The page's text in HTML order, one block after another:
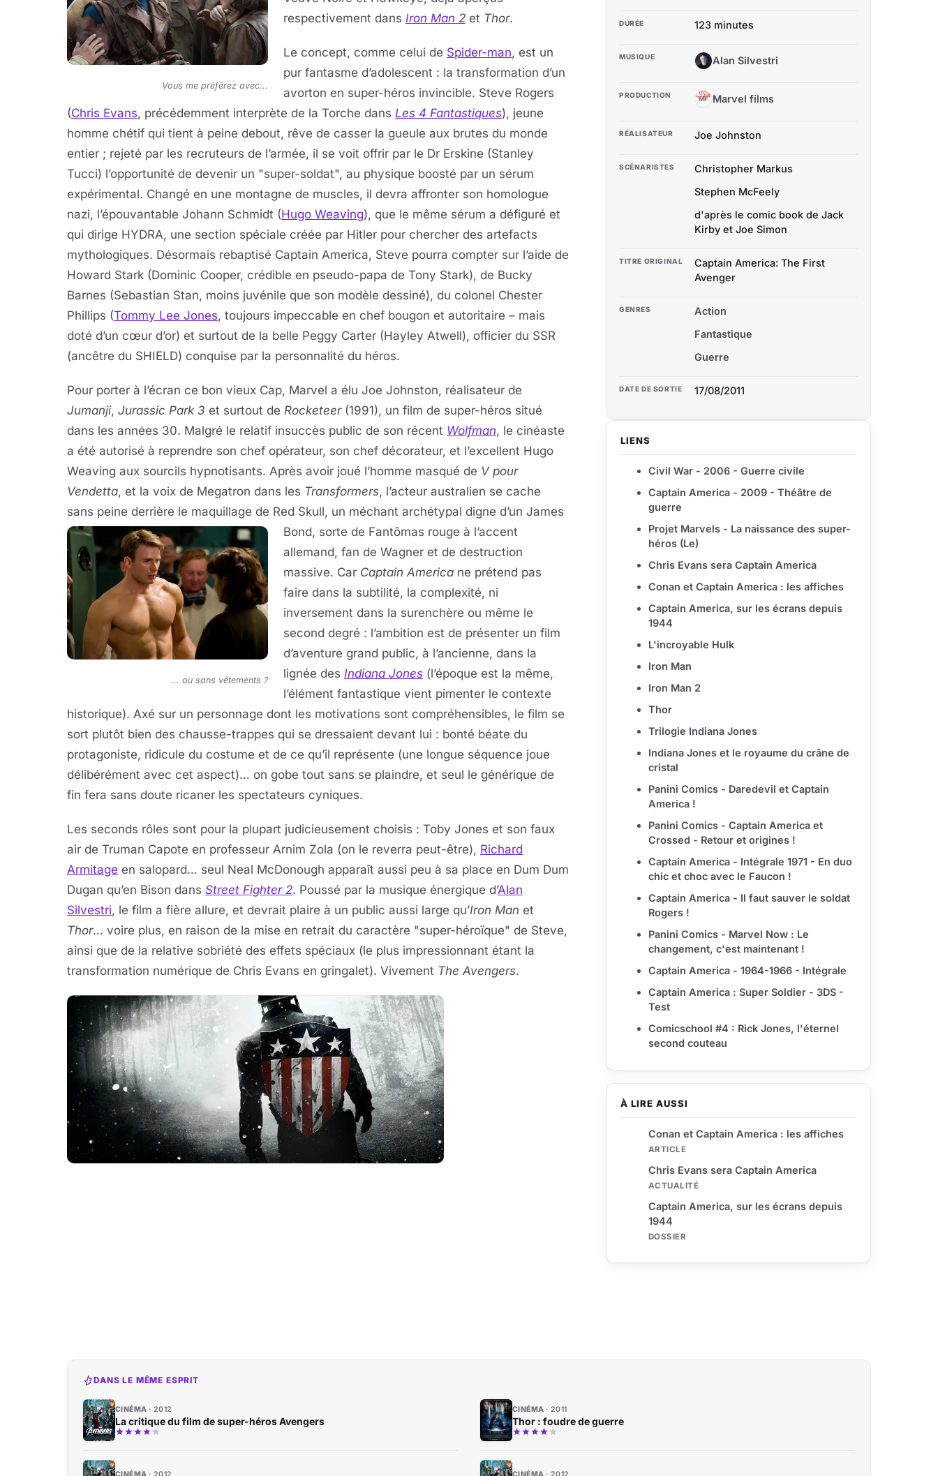
Vous me préférez avec...
respectivement dans Iron Man 2 et Thor.
Le concept, comme celui de Spider-man, est un
pur fantasme d’adolescent : la transformation d’un
avorton en super-héros invincible. Steve Rogers
(Chris Evans, précédemment interprète de la Torche dans Les 4 Fantastiques), jeune
homme chétif qui tient à peine debout, rêve de casser la gueule aux brutes du monde
entier ; rejeté par les recruteurs de l’armée, il se voit offrir par le Dr Erskine (Stanley
Tucci) l’opportunité de devenir un "super-soldat", au physique boosté par un sérum
expérimental. Changé en une montagne de muscles, il devra affronter son homologue
nazi, l’épouvantable Johann Schmidt (Hugo Weaving), que le même sérum a défiguré et
qui dirige HYDRA, une section spéciale créée par Hitler pour chercher des artefacts
mythologiques. Désormais rebaptisé Captain America, Steve pourra compter sur l’aide de
Howard Stark (Dominic Cooper, crédible en pseudo-papa de Tony Stark), de Bucky
Barnes (Sebastian Stan, moins juvénile que son modèle dessiné), du colonel Chester
Phillips (Tommy Lee Jones, toujours impeccable en chef bougon et autoritaire – mais
doté d’un cœur d’or) et surtout de la belle Peggy Carter (Hayley Atwell), officier du SSR
(ancêtre du SHIELD) conquise par la personnalité du héros.
Pour porter à l’écran ce bon vieux Cap, Marvel a élu Joe Johnston, réalisateur de
Jumanji, Jurassic Park 3 et surtout de Rocketeer(1991), un film de super-héros situé
dans les années 30. Malgré le relatif insuccès public de son récent Wolfman, le cinéaste
a été autorisé à reprendre son chef opérateur, son chef décorateur, et l’excellent Hugo
Weaving aux sourcils hypnotisants. Après avoir joué l’homme masqué de V pour
Vendetta, et la voix de Megatron dans les Transformers, l’acteur australien se cache
sans peine derrière le maquillage de Red Skull, un méchant archétypal digne d’un James
Bond, sorte de Fantômas
... ou sans vêtements ?
rouge à l’accent
allemand, fan de Wagner et de destruction
massive. Car Captain America ne prétend pas
faire dans la subtilité, la complexité, ni
inversement dans la surenchère ou même le
second degré : l’ambition est de présenter un film
d’aventure grand public, à l’ancienne, dans la
lignée des Indiana Jones (l’époque est la même,
l’élément fantastique vient pimenter le contexte
historique). Axé sur un personnage dont les motivations sont compréhensibles, le film se
sort plutôt bien des chausse-trappes qui se dressaient devant lui : bonté béate du
protagoniste, ridicule du costume et de ce qu’il représente (une longue séquence joue
délibérément avec cet aspect)… on gobe tout sans se plaindre, et seul le générique de
fin fera sans doute ricaner les spectateurs cyniques.
Les seconds rôles sont pour la plupart judicieusement choisis : Toby Jones et son faux
air de Truman Capote en professeur Arnim Zola (on le reverra peut-être), Richard
Armitage en salopard… seul Neal McDonough apparaît aussi peu à sa place en Dum Dum
Dugan qu’en Bison dans Street Fighter 2. Poussé par la musique énergique d’Alan
Silvestri, le film a fière allure, et devrait plaire à un public aussi large qu’Iron Man et
Thor… voire plus, en raison de la mise en retrait du caractère "super-héroïque" de Steve,
ainsi que de la relative sobriété des effets spéciaux (le plus impressionnant étant la
transformation numérique de Chris Evans en gringalet). Vivement The Avengers.
À LIRE AUSSI
Conan et Captain America : les affiches
ARTICLE
Chris Evans sera Captain America
ACTUALITÉ
Captain America, sur les écrans depuis
1944
DOSSIER
DURÉE 123 minutes
MUSIQUE AS Alan Silvestri
PRODUCTION MF Marvel films
RÉALISATEUR Joe Johnston
SCÉNARISTES
Christopher Markus
Stephen McFeely
d'après le comic book de Jack
Kirby et Joe Simon
TITRE ORIGINAL
Captain America: The First
Avenger
GENRES
Action
Fantastique
Guerre
DATE DE SORTIE 17/08/2011
LIENS
Civil War - 2006 - Guerre civile
Captain America - 2009 - Théâtre de
guerre
Projet Marvels - La naissance des super-
héros (Le)
Chris Evans sera Captain America
Conan et Captain America : les affiches
Captain America, sur les écrans depuis
1944
L'incroyable Hulk
Iron Man
Iron Man 2
Thor
Trilogie Indiana Jones
Indiana Jones et le royaume du crâne de
cristal
Panini Comics - Daredevil et Captain
America !
Panini Comics - Captain America et
Crossed - Retour et origines !
Captain America - Intégrale 1971 - En duo
chic et choc avec le Faucon !
Captain America - Il faut sauver le soldat
Rogers !
Panini Comics - Marvel Now : Le
changement, c'est maintenant !
Captain America - 1964-1966 - Intégrale
Captain America : Super Soldier - 3DS -
Test
Comicschool #4 : Rick Jones, l'éternel
second couteau
DANS LE MÊME ESPRIT
CINÉMA 2012
La critique du film de super-héros Avengers
CINÉMA 2011
Thor : foudre de guerre